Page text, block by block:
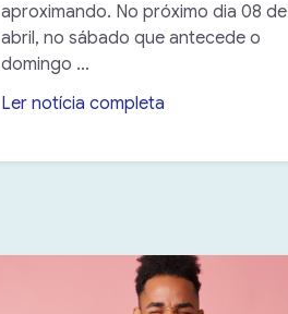
aproximando. No próximo dia 08 de
abril, no sábado que antecede o
domingo ...
Ler notícia completa